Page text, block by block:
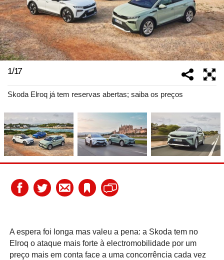
1/17
Skoda Elroq já tem reservas abertas; saiba os preços
A espera foi longa mas valeu a pena: a Skoda tem no
Elroq o ataque mais forte à electromobilidade por um
preço mais em conta face a uma concorrência cada vez